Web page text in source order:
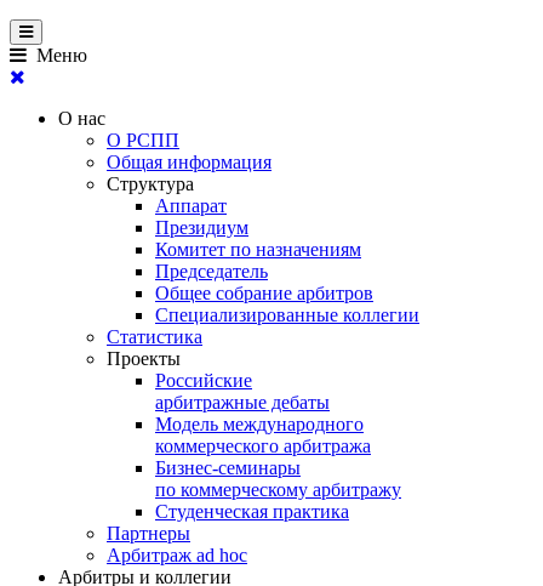
Меню
О нас
О РСПП
Общая информация
Структура
Аппарат
Президиум
Комитет по назначениям
Председатель
Общее собрание арбитров
Специализированные коллегии
Статистика
Проекты
Российские
арбитражные дебаты
Модель международного
коммерческого арбитража
Бизнес-семинары
по коммерческому арбитражу
Студенческая практика
Партнеры
Арбитраж ad hoc
Арбитры и коллегии